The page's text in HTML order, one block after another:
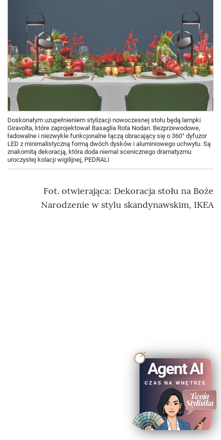
Doskonałym uzupełnieniem stylizacji nowoczesnej stołu będą lampki
Giravolta, które zaprojektował Basaglia Rota Nodari. Bezprzewodowe,
ładowalne i niezwykle funkcjonalne łączą obracający się o 360° dyfuzor
LED z minimalistyczną formą dwóch dysków i aluminiowego uchwytu. Są
znakomitą dekoracją, która doda niemal scenicznego dramatyzmu
uroczystej kolacji wigilijnej, PEDRALI
Fot. otwierająca: Dekoracja stołu na Boże
Narodzenie w stylu skandynawskim, IKEA
Agent AI
CZAS NA WNĘTRZE